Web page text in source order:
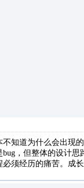
知道为什么会出现
，但整体的设计
须经历的痛苦。成